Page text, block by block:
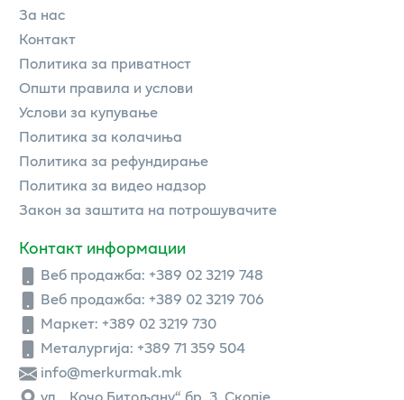
За нас
Контакт
Политика за приватност
Општи правила и услови
Услови за купување
Политика за колачиња
Политика за рефундирање
Политика за видео надзор
Закон за заштита на потрошувачите
Контакт информации
Веб продажба: +389 02 3219 748
Веб продажба: +389 02 3219 706
Маркет: +389 02 3219 730
Металургија: +389 71 359 504
info@merkurmak.mk